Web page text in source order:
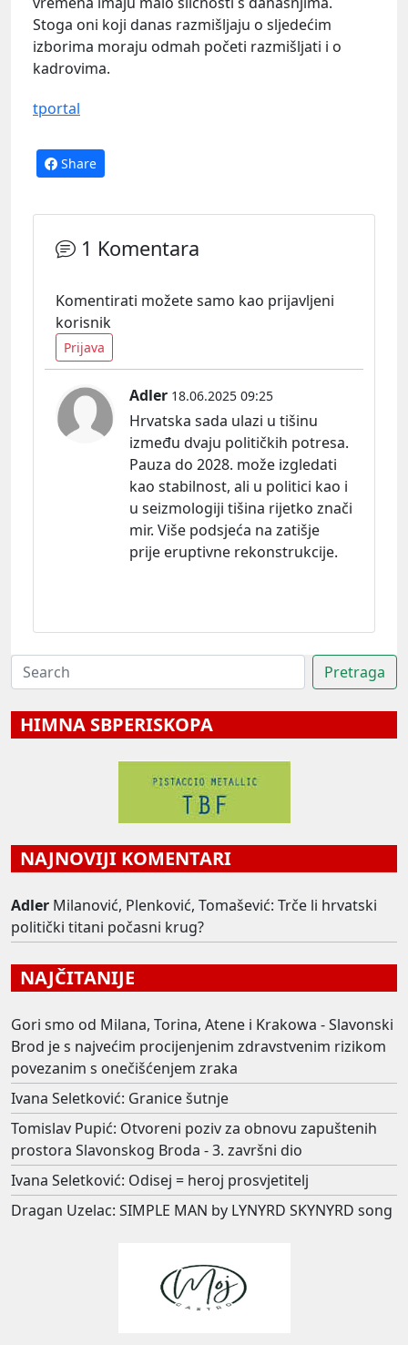
Stoga oni koji danas razmišljaju o sljedećim
izborima moraju odmah početi razmišljati i o
kadrovima.
tportal
Share
1 Komentara
Komentirati možete samo kao prijavljeni
korisnik
Prijava
Adler 18.06.2025 09:25
Hrvatska sada ulazi u tišinu
između dvaju političkih potresa.
Pauza do 2028. može izgledati
kao stabilnost, ali u politici kao i
u seizmologiji tišina rijetko znači
mir. Više podsjeća na zatišje
prije eruptivne rekonstrukcije.
HIMNA SBPERISKOPA
NAJNOVIJI KOMENTARI
Adler Milanović, Plenković, Tomašević: Trče li hrvatski
politički titani počasni krug?
NAJČITANIJE
Gori smo od Milana, Torina, Atene i Krakowa - Slavonski
Brod je s najvećim procijenjenim zdravstvenim rizikom
povezanim s onečišćenjem zraka
Ivana Seletković: Granice šutnje
Tomislav Pupić: Otvoreni poziv za obnovu zapuštenih
prostora Slavonskog Broda - 3. završni dio
Ivana Seletković: Odisej = heroj prosvjetitelj
Dragan Uzelac: SIMPLE MAN by LYNYRD SKYNYRD song